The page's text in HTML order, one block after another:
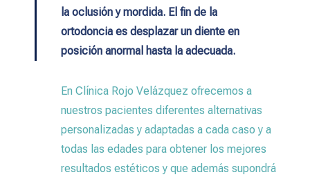
la oclusión y mordida. El fin de la
ortodoncia es desplazar un diente en
posición anormal hasta la adecuada.
En Clínica Rojo Velázquez ofrecemos a
nuestros pacientes diferentes alternativas
personalizadas y adaptadas a cada caso y a
todas las edades para obtener los mejores
resultados estéticos y que además supondrá